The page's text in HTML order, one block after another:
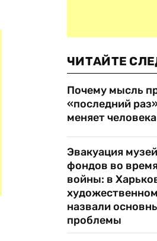
ЧИТАЙТЕ
Почему мысль
«последний
меняет человека
Эвакуация
фондов во время
войны: в
назвали
проблемы